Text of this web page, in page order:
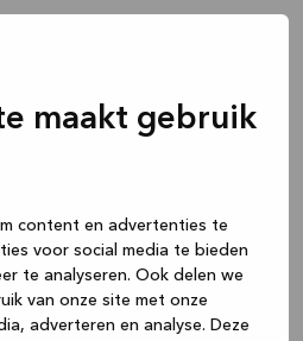
maakt gebruik
content en advertenties te
voor social media te bieden
te analyseren. Ook delen we
van onze site met onze
adverteren en analyse. Deze